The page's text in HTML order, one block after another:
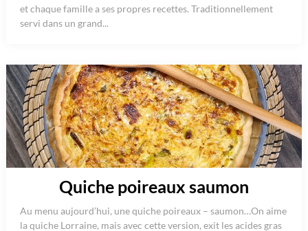
et chaque famille a ses propres recettes. Traditionnellement
servi dans un grand...
Quiche poireaux saumon
Au menu aujourd’hui, une quiche poireaux – saumon…On aime
la quiche Lorraine, mais avec cette version, exit les acides gras